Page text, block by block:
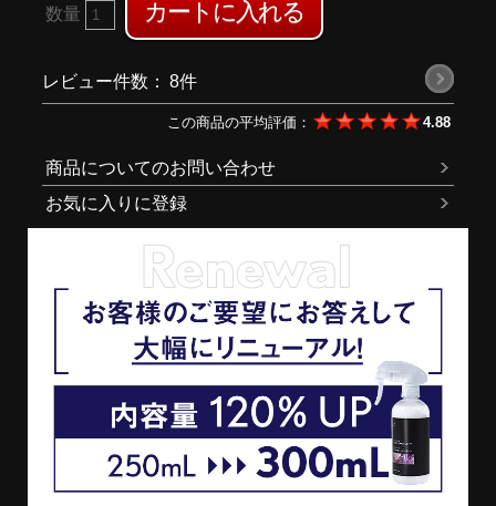
数量
レビュー件数： 8件
この商品の平均評価： 4.88
商品についてのお問い合わせ
お気に入りに登録